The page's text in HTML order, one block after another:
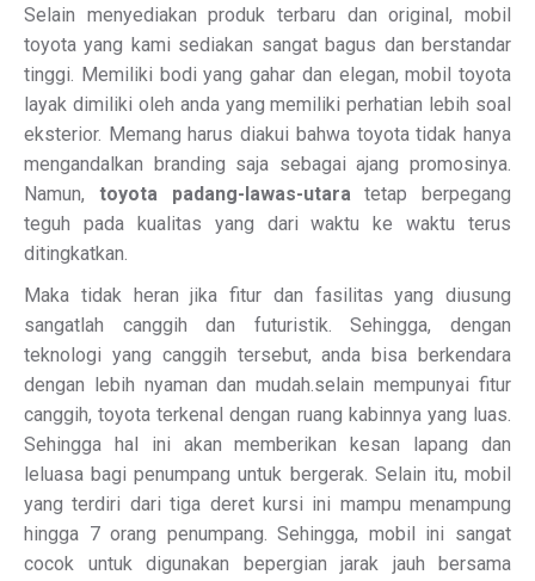
Selain menyediakan produk terbaru dan original, mobil
toyota yang kami sediakan sangat bagus dan berstandar
tinggi. Memiliki bodi yang gahar dan elegan, mobil toyota
layak dimiliki oleh anda yang memiliki perhatian lebih soal
eksterior. Memang harus diakui bahwa toyota tidak hanya
mengandalkan branding saja sebagai ajang promosinya.
Namun, toyota padang-lawas-utara tetap berpegang
teguh pada kualitas yang dari waktu ke waktu terus
ditingkatkan.
Maka tidak heran jika fitur dan fasilitas yang diusung
sangatlah canggih dan futuristik. Sehingga, dengan
teknologi yang canggih tersebut, anda bisa berkendara
dengan lebih nyaman dan mudah.selain mempunyai fitur
canggih, toyota terkenal dengan ruang kabinnya yang luas.
Sehingga hal ini akan memberikan kesan lapang dan
leluasa bagi penumpang untuk bergerak. Selain itu, mobil
yang terdiri dari tiga deret kursi ini mampu menampung
hingga 7 orang penumpang. Sehingga, mobil ini sangat
cocok untuk digunakan bepergian jarak jauh bersama